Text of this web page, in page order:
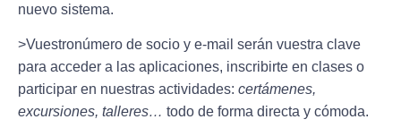
nuevo sistema.
>Vuestronúmero de socio y e-mail serán vuestra clave
para acceder a las aplicaciones, inscribirte en clases o
participar en nuestras actividades: certámenes,
excursiones, talleres… todo de forma directa y cómoda.